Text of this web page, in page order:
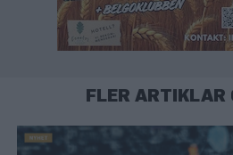
FLER ARTIKLAR